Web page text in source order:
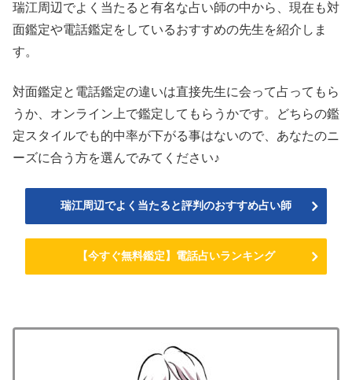
瑞江周辺でよく当たると有名な占い師の中から、現在も対
面鑑定や電話鑑定をしているおすすめの先生を紹介しま
す。
対面鑑定と電話鑑定の違いは直接先生に会って占ってもら
うか、オンライン上で鑑定してもらうかです。どちらの鑑
定スタイルでも的中率が下がる事はないので、あなたのニ
ーズに合う方を選んでみてください♪
瑞江周辺でよく当たると評判のおすすめ占い師
【今すぐ無料鑑定】電話占いランキング